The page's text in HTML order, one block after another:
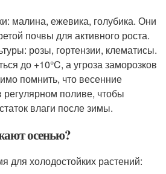
малина, ежевика, голубика. Они
почвы для активного роста.
розы, гортензии, клематисы.
до +10°C, а угроза заморозков
помнить, что весенние
поливе, чтобы
влаги после зимы.
осенью?
холодостойких растений: